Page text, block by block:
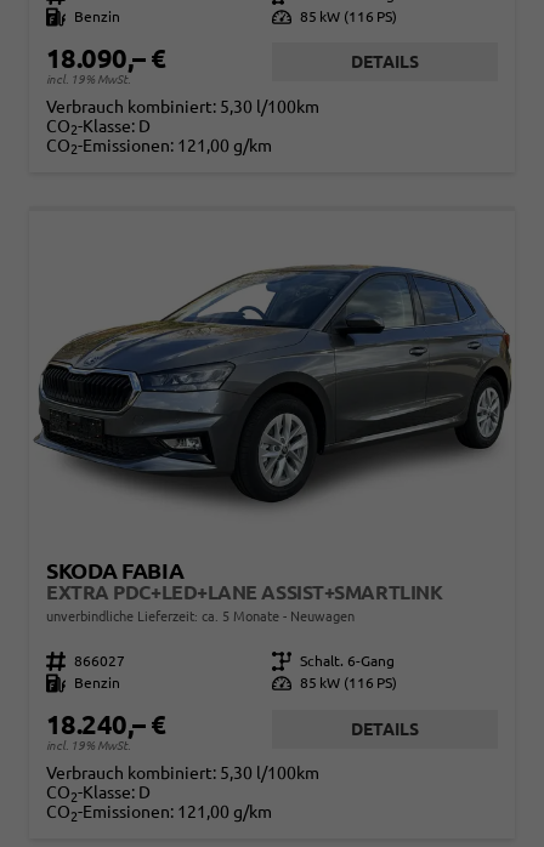
Kraftstoff
Benzin Leistung 85 kW (116 PS)
18.090,– €
incl. 19% MwSt.
DETAILS
Verbrauch kombiniert: 5,30 l/100km
CO2-Klasse: D
CO2-Emissionen: 121,00 g/km
SKODA FABIA
EXTRA PDC+LED+LANE ASSIST+SMARTLINK
unverbindliche Lieferzeit: ca. 5 Monate Neuwagen
Fahrzeugnr. 866027 Getriebe Schalt. 6-Gang
Kraftstoff
Benzin Leistung 85 kW (116 PS)
18.240,– €
incl. 19% MwSt.
DETAILS
Verbrauch kombiniert: 5,30 l/100km
CO2-Klasse: D
CO2-Emissionen: 121,00 g/km